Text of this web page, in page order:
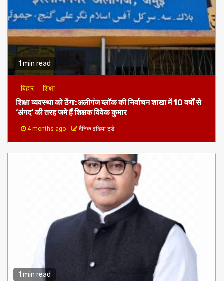
1 min read
बिहार शिक्षा
शिक्षा व्यवस्था को ठेंगा:अलीगंज ब्लॉक की निर्वाचन शाखा में 10 वर्षों से
‘अंगद’ की तरह जमे हैं शिक्षक विवेक कुमार
4 months ago दैनिक इंडिया टुडे
1 min read